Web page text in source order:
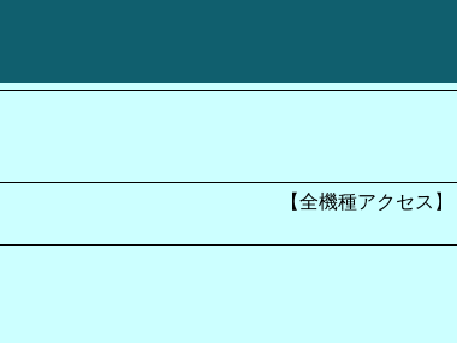
【全機種アクセス】